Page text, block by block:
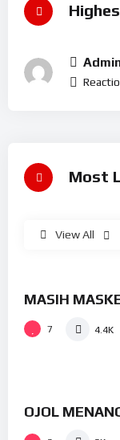
Most
View All
#9
91%
MASIH
7 4.4K
#6
OJOL